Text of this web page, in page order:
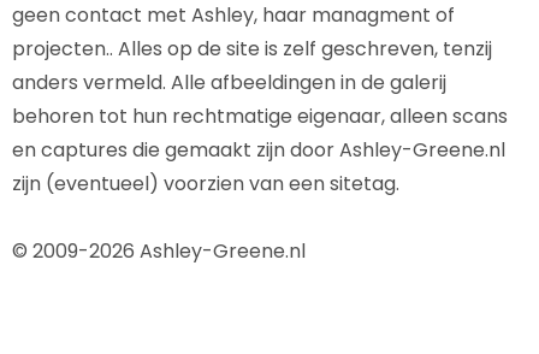
geen contact met Ashley, haar managment of
projecten.. Alles op de site is zelf geschreven, tenzij
anders vermeld. Alle afbeeldingen in de galerij
behoren tot hun rechtmatige eigenaar, alleen scans
en captures die gemaakt zijn door Ashley-Greene.nl
zijn (eventueel) voorzien van een sitetag.
© 2009-2026 Ashley-Greene.nl